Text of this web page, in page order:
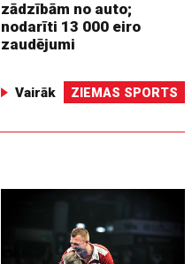
zādzībām no auto;
nodarīti 13 000 eiro
zaudējumi
Vairāk ZIEMAS SPORTS